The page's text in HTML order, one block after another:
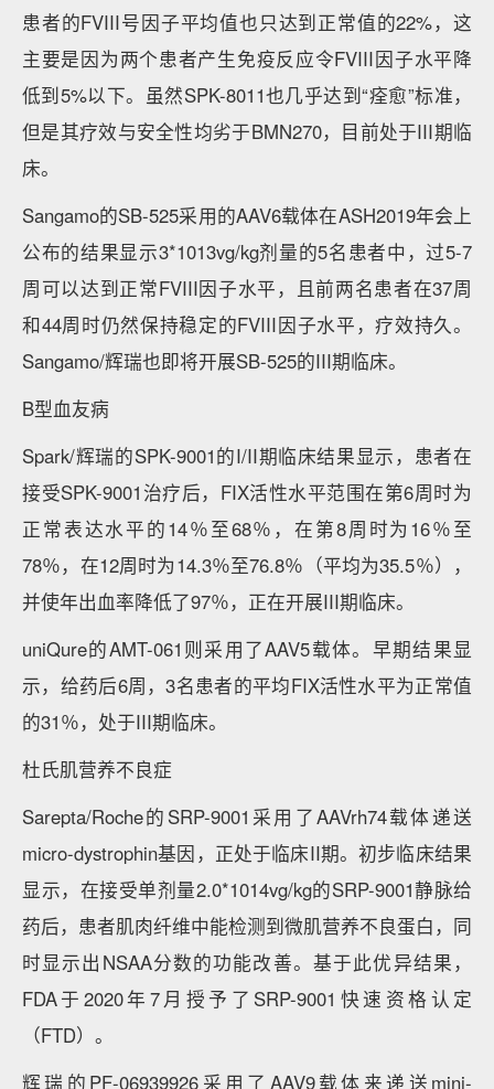
患者的FVIII号因子平均值也只达到正常值的22%，这
主要是因为两个患者产生免疫反应令FVIII因子水平降
低到5%以下。虽然SPK-8011也几乎达到“痊愈”标准，
但是其疗效与安全性均劣于BMN270，目前处于III期临
床。
Sangamo的SB-525采用的AAV6载体在ASH2019年会上
公布的结果显示3*1013vg/kg剂量的5名患者中，过5-7
周可以达到正常FVIII因子水平，且前两名患者在37周
和44周时仍然保持稳定的FVIII因子水平，疗效持久。
Sangamo/辉瑞也即将开展SB-525的III期临床。
B型血友病
Spark/辉瑞的SPK-9001的I/II期临床结果显示，患者在
接受SPK-9001治疗后，FIX活性水平范围在第6周时为
正常表达水平的14％至68％，在第8周时为16％至
78％，在12周时为14.3％至76.8％（平均为35.5％），
并使年出血率降低了97％，正在开展III期临床。
uniQure的AMT-061则采用了AAV5载体。早期结果显
示，给药后6周，3名患者的平均FIX活性水平为正常值
的31％，处于III期临床。
杜氏肌营养不良症
Sarepta/Roche的SRP-9001采用了AAVrh74载体递送
micro-dystrophin基因，正处于临床II期。初步临床结果
显示，在接受单剂量2.0*1014vg/kg的SRP-9001静脉给
药后，患者肌肉纤维中能检测到微肌营养不良蛋白，同
时显示出NSAA分数的功能改善。基于此优异结果，
FDA于2020年7月授予了SRP-9001快速资格认定
（FTD）。
辉瑞的PF-06939926采用了AAV9载体来递送mini-